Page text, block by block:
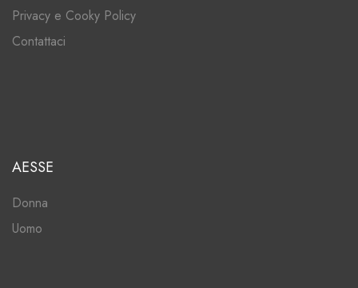
Privacy e Cooky Policy
Contattaci
AESSE
Donna
Uomo